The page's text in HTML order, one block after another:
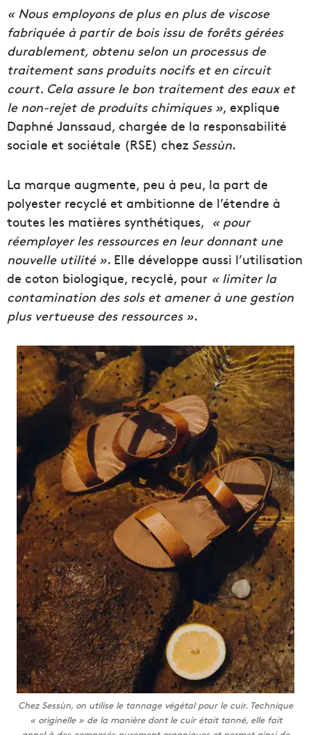
« Nous employons de plus en plus de viscose
fabriquée à partir de bois issu de forêts gérées
durablement, obtenu selon un processus de
traitement sans produits nocifs et en circuit
court. Cela assure le bon traitement des eaux et
le non-rejet de produits chimiques », explique
Daphné Janssaud, chargée de la responsabilité
sociale et sociétale (RSE) chez Sessùn.
La marque augmente, peu à peu, la part de
polyester recyclé et ambitionne de l’étendre à
toutes les matières synthétiques, « pour
réemployer les ressources en leur donnant une
nouvelle utilité ». Elle développe aussi l’utilisation
de coton biologique, recyclé, pour « limiter la
contamination des sols et amener à une gestion
plus vertueuse des ressources ».
Chez Sessùn, on utilise le tannage végétal pour le cuir. Technique
« originelle » de la manière dont le cuir était tanné, elle fait